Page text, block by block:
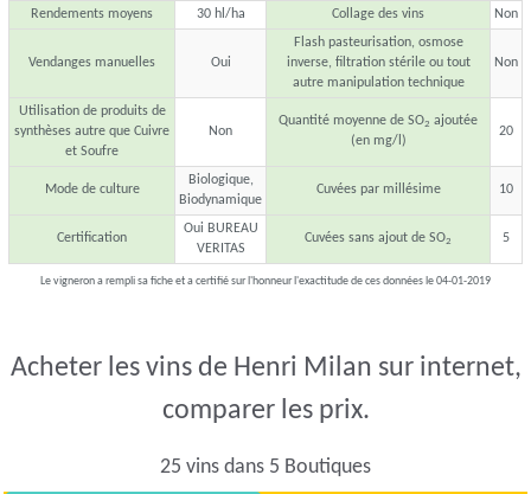
Rendements moyens 30 hl/ha Collage des vins Non
Vendanges manuelles Oui
Flash pasteurisation, osmose
inverse, filtration stérile ou tout
autre manipulation technique
Non
Utilisation de produits de
synthèses autre que Cuivre
et Soufre
Non
Quantité moyenne de SO2 ajoutée
(en mg/l)
20
Mode de culture
Biologique,
Biodynamique
Cuvées par millésime 10
Certification
Oui BUREAU
VERITAS
Cuvées sans ajout de SO2 5
Le vigneron a rempli sa fiche et a certifié sur l'honneur l'exactitude de ces données le 04-01-2019
Acheter les vins de Henri Milan sur internet,
comparer les prix.
25 vins dans 5 Boutiques